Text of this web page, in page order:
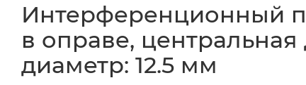
Интерференционный
в оправе,
диаметр: 12.5 мм